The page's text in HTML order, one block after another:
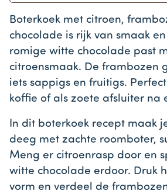
Boterkoek met citroen,
chocolade is rijk van smaak
romige witte chocolade past
citroensmaak. De frambozen
iets sappigs en fruitigs.
koffie of als zoete afsluiter na
In dit boterkoek recept maak
deeg met zachte roomboter,
Meng er citroenrasp door en
witte chocolade erdoor. Druk
vorm en verdeel de